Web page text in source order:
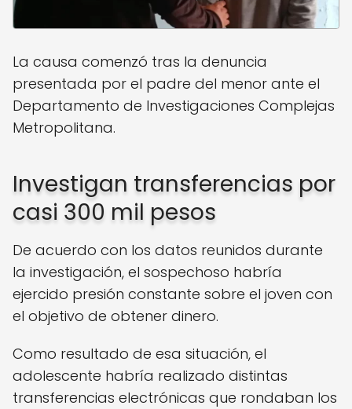
La causa comenzó tras la denuncia
presentada por el padre del menor ante el
Departamento de Investigaciones Complejas
Metropolitana.
Investigan transferencias por
casi 300 mil pesos
De acuerdo con los datos reunidos durante
la investigación, el sospechoso habría
ejercido presión constante sobre el joven con
el objetivo de obtener dinero.
Como resultado de esa situación, el
adolescente habría realizado distintas
transferencias electrónicas que rondaban los